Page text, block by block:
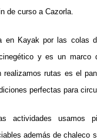
de curso a Cazorla.
en Kayak por las colas
y es un marco
realizamos rutas es el
perfectas para
actividades usamos
además de chaleco